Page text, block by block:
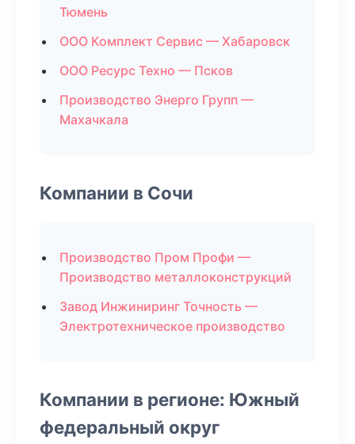
Тюмень
ООО Комплект Сервис — Хабаровск
ООО Ресурс Техно — Псков
Производство Энерго Групп —
Махачкала
Компании в Сочи
Производство Пром Профи —
Производство металлоконструкций
Завод Инжиниринг Точность —
Электротехническое производство
Компании в регионе: Южный
федеральный округ